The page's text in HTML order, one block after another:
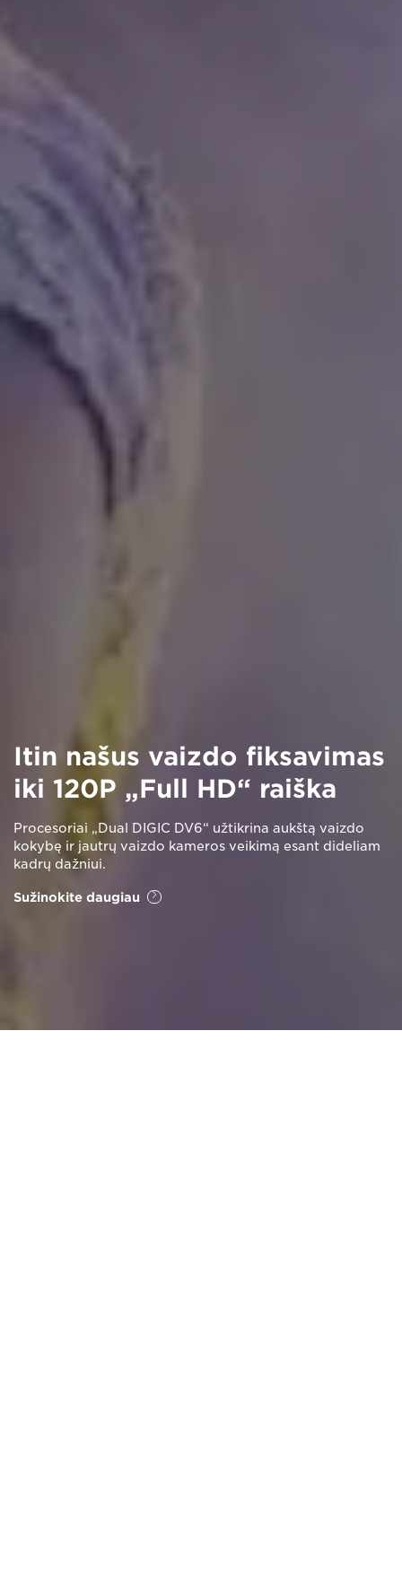
Itin našus vaizdo fiksavimas
iki 120P „Full HD“ raiška
Procesoriai „Dual DIGIC DV6“ užtikrina aukštą vaizdo
kokybę ir jautrų vaizdo kameros veikimą esant dideliam
kadrų dažniui.
Sužinokite daugiau